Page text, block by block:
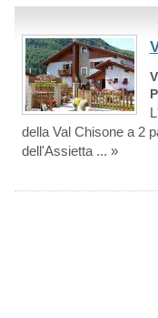
della Val Chisone a 2
dell'Assietta ... »